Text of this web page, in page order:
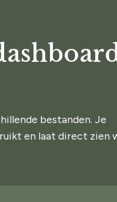
bestanden. Je
en laat direct zien